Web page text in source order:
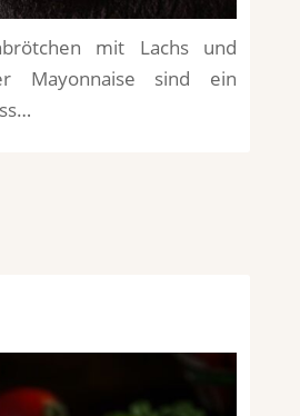
mit Lachs und
Mayonnaise sind ein